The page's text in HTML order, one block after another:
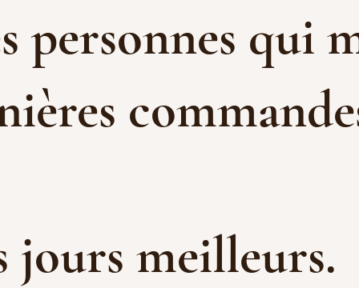
personnes qui
jours meilleurs.